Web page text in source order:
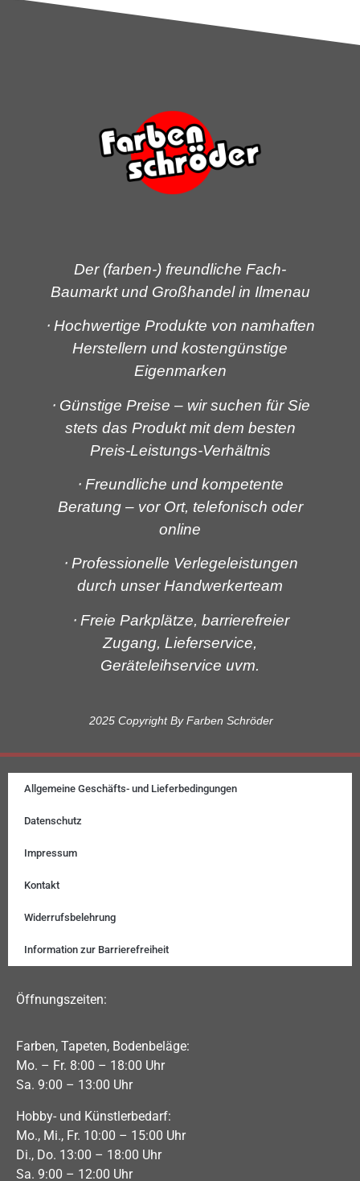
Der (farben-) freundliche Fach-
Baumarkt und Großhandel in Ilmenau
⋅ Hochwertige Produkte von namhaften
Herstellern und kostengünstige
Eigenmarken
⋅ Günstige Preise – wir suchen für Sie
stets das Produkt mit dem besten
Preis-Leistungs-Verhältnis
⋅ Freundliche und kompetente
Beratung – vor Ort, telefonisch oder
online
⋅ Professionelle Verlegeleistungen
durch unser Handwerkerteam
⋅ Freie Parkplätze, barrierefreier
Zugang, Lieferservice,
Geräteleihservice uvm.
2025 Copyright By Farben Schröder
Allgemeine Geschäfts- und Lieferbedingungen
Datenschutz
Impressum
Kontakt
Widerrufsbelehrung
Information zur Barrierefreiheit
Öffnungszeiten:
Farben, Tapeten, Bodenbeläge:
Mo. – Fr. 8:00 – 18:00 Uhr
Sa. 9:00 – 13:00 Uhr
Hobby- und Künstlerbedarf:
Mo., Mi., Fr. 10:00 – 15:00 Uhr
Di., Do. 13:00 – 18:00 Uhr
Sa. 9:00 – 12:00 Uhr